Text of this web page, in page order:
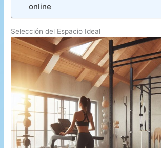
online
Selección del Espacio Ideal